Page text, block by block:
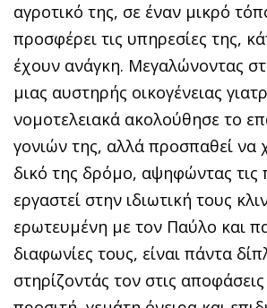
αγροτικό της, σε έναν μικρό
προσφέρει τις υπηρεσίες της,
έχουν ανάγκη. Μεγαλώνοντας
μιας αυστηρής οικογένειας
νομοτελειακά ακολούθησε το
γονιών της, αλλά προσπαθεί να
δικό της δρόμο, αψηφώντας τις
εργαστεί στην ιδιωτική τους
ερωτευμένη με τον Παύλο και
διαφωνίες τους, είναι πάντα
στηρίζοντάς τον στις